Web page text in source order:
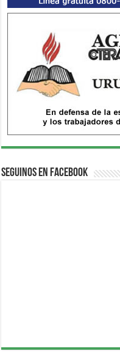
Seguinos en Facebook